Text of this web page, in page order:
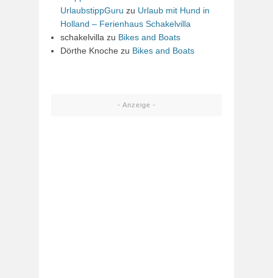
UrlaubstippGuru zu Urlaub mit Hund in
Holland – Ferienhaus Schakelvilla
schakelvilla zu Bikes and Boats
Dörthe Knoche zu Bikes and Boats
- Anzeige -